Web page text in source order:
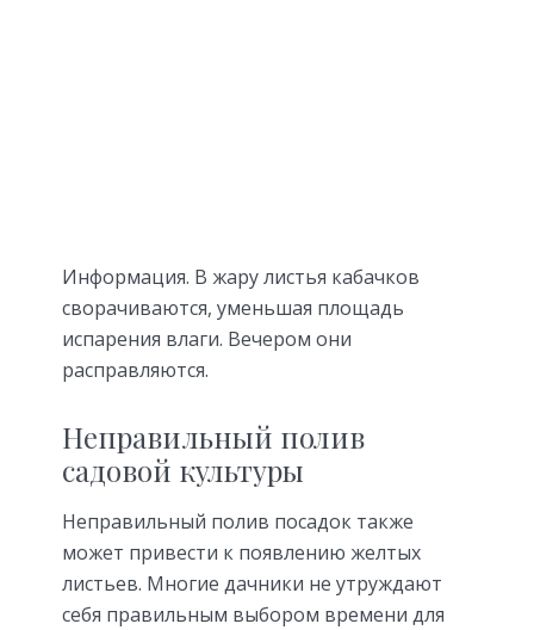
Информация. В жару листья кабачков
сворачиваются, уменьшая площадь
испарения влаги. Вечером они
расправляются.
Неправильный полив
садовой культуры
Неправильный полив посадок также
может привести к появлению желтых
листьев. Многие дачники не утруждают
себя правильным выбором времени для